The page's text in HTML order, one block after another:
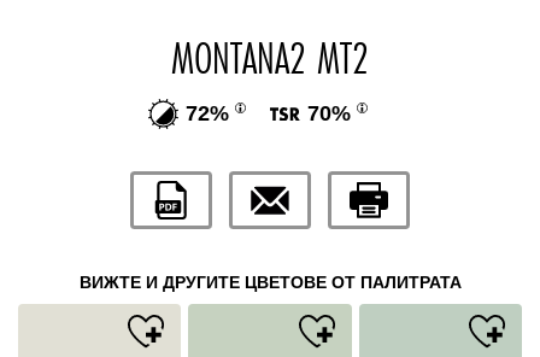
MONTANA2 MT2
72% 70%
ВИЖТЕ И ДРУГИТЕ ЦВЕТОВЕ ОТ ПАЛИТРАТА